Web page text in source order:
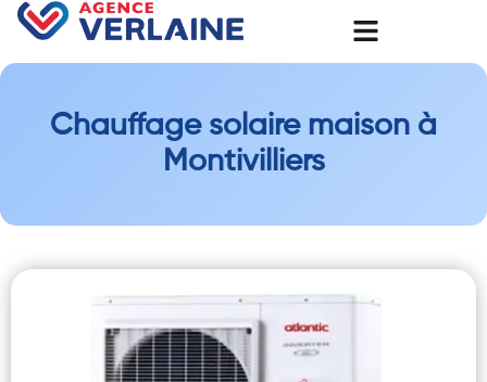
Chauffage solaire maison à
Montivilliers